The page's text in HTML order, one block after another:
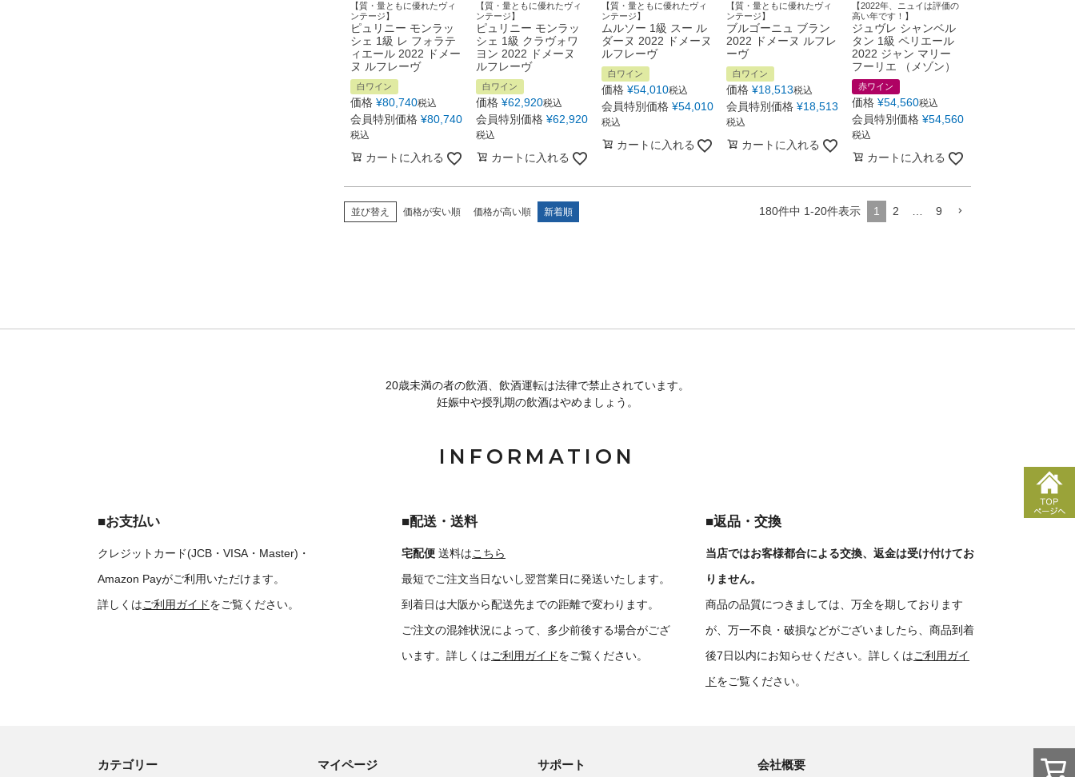
【質・量ともに優れたヴィ
ンテージ】
ピュリニー モンラッ
シェ 1級 レ フォラテ
ィエール 2022 ドメー
ヌ ルフレーヴ
白ワイン
価格 ¥80,740税込
会員特別価格 ¥80,740
税込
カートに入れる
【質・量ともに優れたヴィ
ンテージ】
ピュリニー モンラッ
シェ 1級 クラヴォワ
ヨン 2022 ドメーヌ
ルフレーヴ
白ワイン
価格 ¥62,920税込
会員特別価格 ¥62,920
税込
カートに入れる
【質・量ともに優れたヴィ
ンテージ】
ムルソー 1級 スー ル
ダーヌ 2022 ドメーヌ
ルフレーヴ
白ワイン
価格 ¥54,010税込
会員特別価格 ¥54,010
税込
カートに入れる
【質・量ともに優れたヴィ
ンテージ】
ブルゴーニュ ブラン
2022 ドメーヌ ルフレ
ーヴ
白ワイン
価格 ¥18,513税込
会員特別価格 ¥18,513
税込
カートに入れる
【2022年、ニュイは評価の
高い年です！】
ジュヴレ シャンベル
タン 1級 ペリエール
2022 ジャン マリー
フーリエ （メゾン）
赤ワイン
価格 ¥54,560税込
会員特別価格 ¥54,560
税込
カートに入れる
並び替え 価格が安い順 価格が高い順 新着順 180件中 1-20件表示 1 2 … 9
20歳未満の者の飲酒、飲酒運転は法律で禁止されています。
妊娠中や授乳期の飲酒はやめましょう。
INFORMATION
■お支払い
クレジットカード(JCB・VISA・Master)・
Amazon Payがご利用いただけます。
詳しくはご利用ガイドをご覧ください。
■配送・送料
宅配便 送料はこちら
最短でご注文当日ないし翌営業日に発送いたします。
到着日は大阪から配送先までの距離で変わります。
ご注文の混雑状況によって、多少前後する場合がござ
います。詳しくはご利用ガイドをご覧ください。
■返品・交換
当店ではお客様都合による交換、返金は受け付けてお
りません。
商品の品質につきましては、万全を期しております
が、万一不良・破損などがございましたら、商品到着
後7日以内にお知らせください。詳しくはご利用ガイ
ドをご覧ください。
カテゴリー マイページ サポート 会社概要